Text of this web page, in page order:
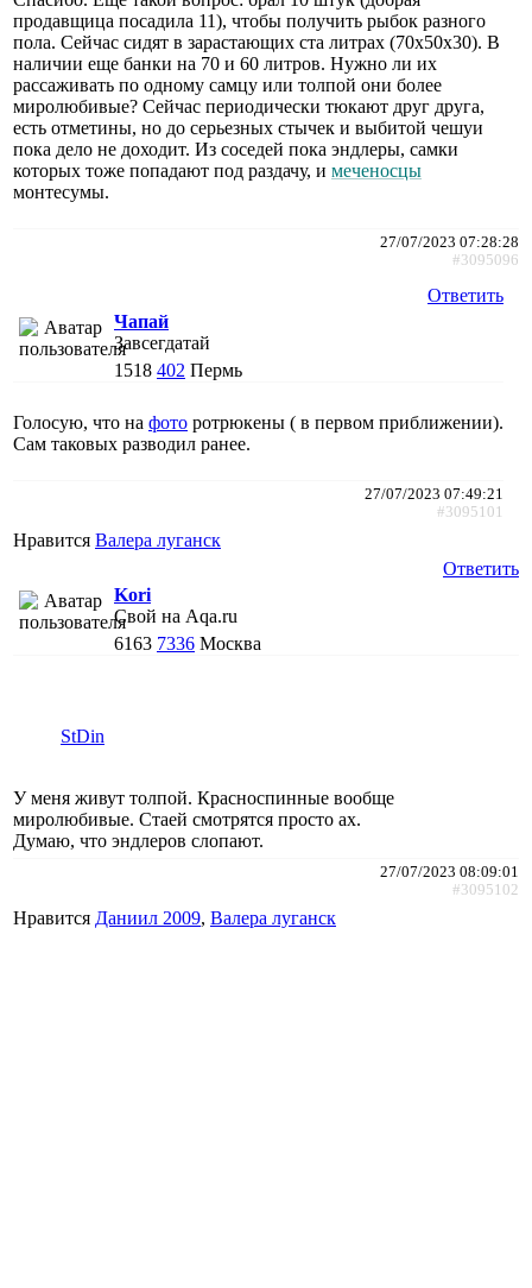
продавщица посадила 11), чтобы получить рыбок разного
пола. Сейчас сидят в зарастающих ста литрах (70х50х30). В
наличии еще банки на 70 и 60 литров. Нужно ли их
рассаживать по одному самцу или толпой они более
миролюбивые? Сейчас периодически тюкают друг друга,
есть отметины, но до серьезных стычек и выбитой чешуи
пока дело не доходит. Из соседей пока эндлеры, самки
которых тоже попадают под раздачу, и меченосцы
монтесумы.
27/07/2023 07:28:28
#3095096
Ответить
Чапай
Завсегдатай
1518 402 Пермь
Голосую, что на фото ротрюкены ( в первом приближении).
Сам таковых разводил ранее.
27/07/2023 07:49:21
#3095101
Нравится Валера луганск
Ответить
Kori
Свой на Aqa.ru
6163 7336 Москва
StDin
У меня живут толпой. Красноспинные вообще
миролюбивые. Стаей смотрятся просто ах.
Думаю, что эндлеров слопают.
27/07/2023 08:09:01
#3095102
Нравится Даниил 2009, Валера луганск